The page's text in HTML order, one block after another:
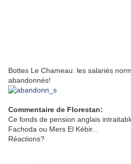
Bottes Le Chameau: les salariés
abandonnés!
Commentaire de Florestan:
Ce fonds de pension anglais
Fachoda ou Mers El Kébir...
Réactions?